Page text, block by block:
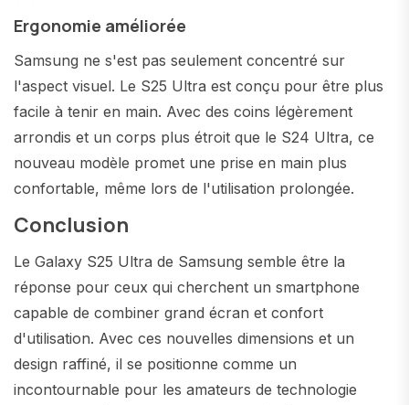
Ergonomie améliorée
Samsung ne s'est pas seulement concentré sur
l'aspect visuel. Le S25 Ultra est conçu pour être plus
facile à tenir en main. Avec des coins légèrement
arrondis et un corps plus étroit que le S24 Ultra, ce
nouveau modèle promet une prise en main plus
confortable, même lors de l'utilisation prolongée.
Conclusion
Le Galaxy S25 Ultra de Samsung semble être la
réponse pour ceux qui cherchent un smartphone
capable de combiner grand écran et confort
d'utilisation. Avec ces nouvelles dimensions et un
design raffiné, il se positionne comme un
incontournable pour les amateurs de technologie